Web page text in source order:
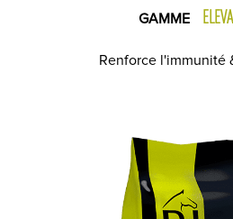
GAMME
Renforce l'immunité